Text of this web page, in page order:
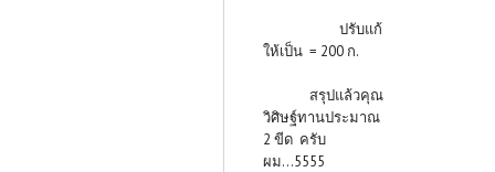
ปรับแก้
ให้เป็น = 200 ก.
สรุปแล้วคุณ
วิศิษฐ์ทานประมาณ
2 ขีด ครับ
ผม...5555